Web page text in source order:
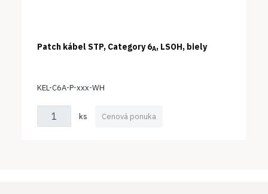
Patch kábel STP, Category 6A, LSOH, biely
KEL-C6A-P-xxx-WH
ks Cenová ponuka